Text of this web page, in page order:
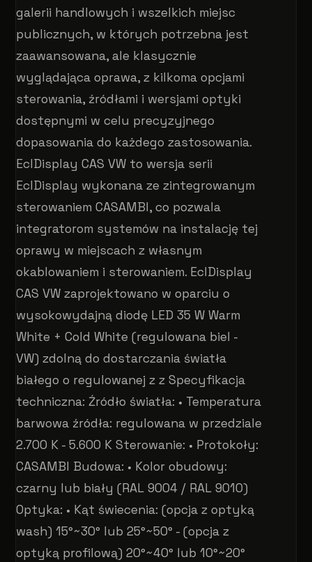
galerii handlowych i wszelkich miejsc
publicznych, w których potrzebna jest
zaawansowana, ale klasycznie
wyglądająca oprawa, z kilkoma opcjami
sterowania, źródłami i wersjami optyki
dostępnymi w celu precyzyjnego
dopasowania do każdego zastosowania.
EclDisplay CAS VW to wersja serii
EclDisplay wykonana ze zintegrowanym
sterowaniem CASAMBI, co pozwala
integratorom systemów na instalację tej
oprawy w miejscach z własnym
okablowaniem i sterowaniem. EclDisplay
CAS VW zaprojektowano w oparciu o
wysokowydajną diodę LED 35 W Warm
White + Cold White (regulowana biel -
VW) zdolną do dostarczania światła
białego o regulowanej z z Specyfikacja
techniczna: Źródło światła: • Temperatura
barwowa źródła: regulowana w przedziale
2.700 K - 5.600 K Sterowanie: • Protokoły:
CASAMBI Budowa: • Kolor obudowy:
czarny lub biały (RAL 9004 / RAL 9010)
Optyka: • Kąt świecenia: (opcja z optyką
wash) 15°~30° lub 25°~50° - (opcja z
optyką profilową) 20°~40° lub 10°~20°